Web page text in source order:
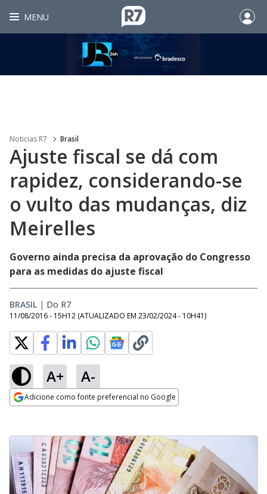
MENU
Noticias R7 Brasil
Ajuste fiscal se dá com
rapidez, considerando-se
o vulto das mudanças, diz
Meirelles
Governo ainda precisa da aprovação do Congresso
para as medidas do ajuste fiscal
BRASIL | Do R7
11/08/2016 - 15H12 (ATUALIZADO EM 23/02/2024 - 10H41)
A+ A-
Adicione como fonte preferencial no Google